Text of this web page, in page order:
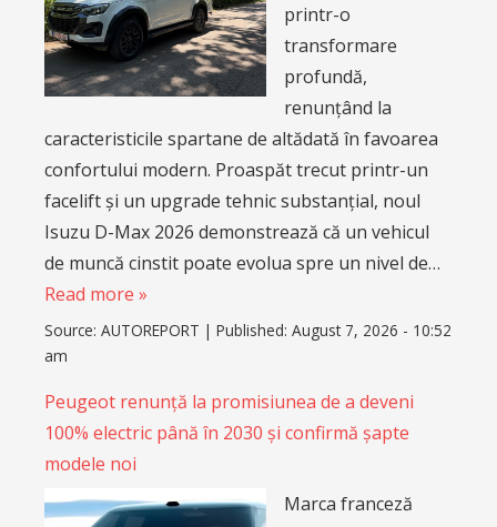
printr-o
transformare
profundă,
renunțând la
caracteristicile spartane de altădată în favoarea
confortului modern. Proaspăt trecut printr-un
facelift și un upgrade tehnic substanțial, noul
Isuzu D-Max 2026 demonstrează că un vehicul
de muncă cinstit poate evolua spre un nivel de…
Read more »
Source: AUTOREPORT | Published: August 7, 2026 - 10:52
am
Peugeot renunță la promisiunea de a deveni
100% electric până în 2030 și confirmă șapte
modele noi
Marca franceză